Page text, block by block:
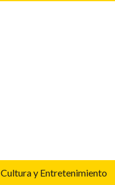
Cultura y Entretenimiento